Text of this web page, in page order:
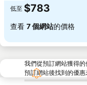
低至 $783
查看 7 個網站的價格
我們從預訂網站獲得
預訂網站後找到的優惠